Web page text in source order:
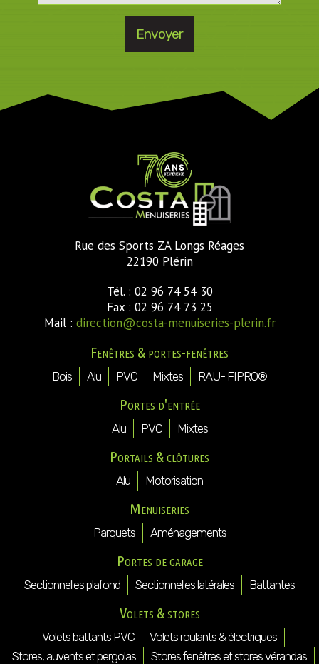
Rue des Sports ZA Longs Réages
22190 Plérin
Tél. : 02 96 74 54 30
Fax : 02 96 74 73 25
Mail : direction@costa-menuiseries-plerin.fr
Fenêtres & portes-fenêtres
Bois Alu PVC Mixtes RAU- FIPRO®
Portes d'entrée
Alu PVC Mixtes
Portails & clôtures
Alu Motorisation
Menuiseries
Parquets Aménagements
Portes de garage
Sectionnelles plafond Sectionnelles latérales Battantes
Volets & stores
Volets battants PVC
Volets roulants & électriques
Stores, auvents et pergolas
Stores fenêtres et stores vérandas